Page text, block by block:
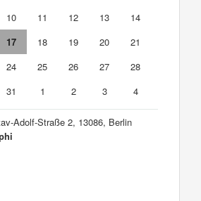
10 11 12 13
14
17 18 19 20
21
24 25 26 27
28
31 1 2 3 4
Adolf-Straße 2, 13086, Berlin